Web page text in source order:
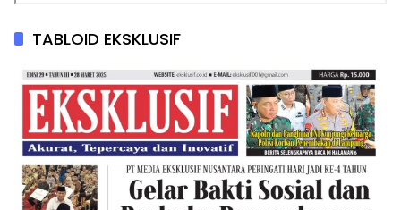
TABLOID EKSKLUSIF